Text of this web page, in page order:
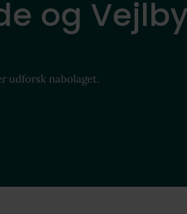
og Vejlby
udforsk nabolaget.